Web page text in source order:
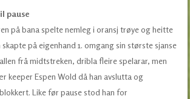
pause
på bana spelte nemleg i oransj trøye og heitte
på eigenhand 1. omgang sin største sjanse
frå midtstreken, dribla fleire spelarar, men
keeper Espen Wold då han avslutta og
Like før pause stod han for